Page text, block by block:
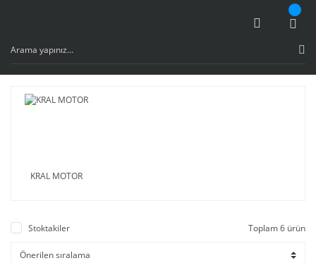
KRAL MOTOR
Stoktakiler Toplam 6 ürün